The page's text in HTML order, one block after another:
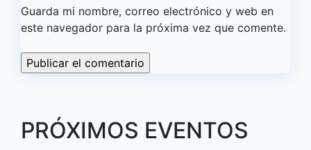
Guarda mi nombre, correo electrónico y web en
este navegador para la próxima vez que comente.
PRÓXIMOS EVENTOS